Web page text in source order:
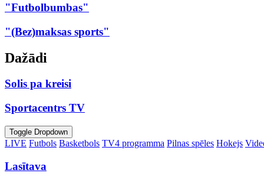
"Futbolbumbas"
"(Bez)maksas sports"
Dažādi
Solis pa kreisi
Sportacentrs TV
Toggle Dropdown
LIVE Futbols Basketbols TV4 programma Pilnas spēles Hokejs
Lasītava